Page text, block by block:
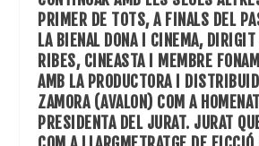
PRIMER DE TOTS, A FINALS DEL
LA BIENAL DONA I CINEMA, DIRIGIT
RIBES, CINEASTA I MEMBRE
AMB LA PRODUCTORA I
ZAMORA (AVALON) COM A
PRESIDENTA DEL JURAT. JURAT